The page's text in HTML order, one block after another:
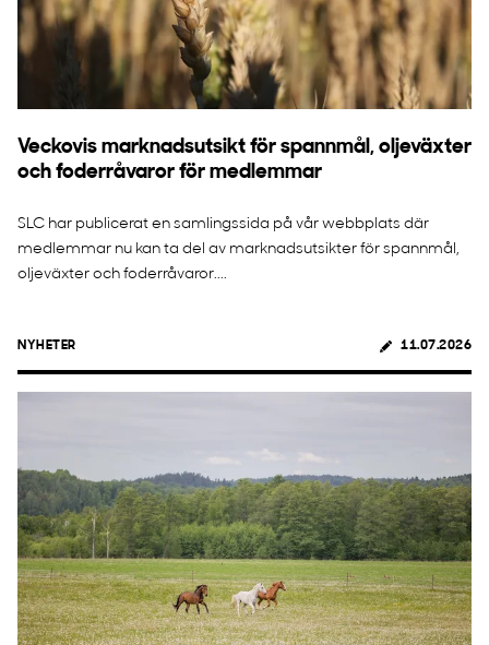
Veckovis marknadsutsikt för spannmål, oljeväxter
och foderråvaror för medlemmar
SLC har publicerat en samlingssida på vår webbplats där
medlemmar nu kan ta del av marknadsutsikter för spannmål,
oljeväxter och foderråvaror....
NYHETER 11.07.2026